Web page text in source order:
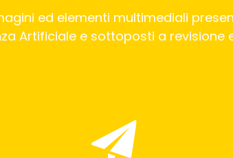
ed elementi multimediali
Artificiale e sottoposti a revisione